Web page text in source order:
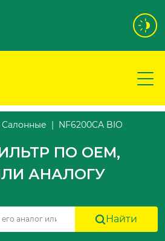
Салонные NF6200CA BIO
ПО OEM,
АНАЛОГУ
Найти